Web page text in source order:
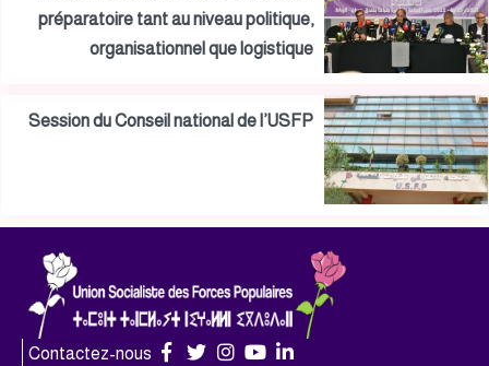
préparatoire tant au niveau politique,
organisationnel que logistique
Session du Conseil national de l’USFP
Contactez-nous